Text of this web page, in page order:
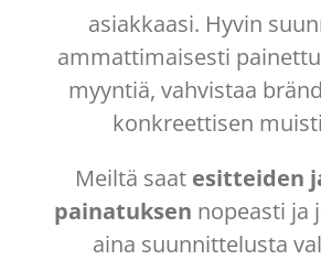
asiakkaasi. Hyvin
ammattimaisesti
myyntiä, vahvistaa
konkreettisen
Meiltä saat esitteiden
painatuksen nopeasti ja
aina suunnittelusta